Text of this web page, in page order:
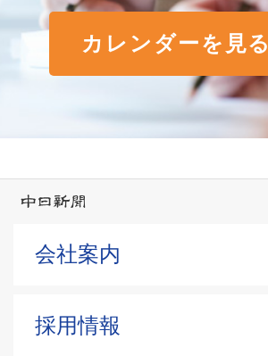
カレンダーを見る
会社案内
採用情報